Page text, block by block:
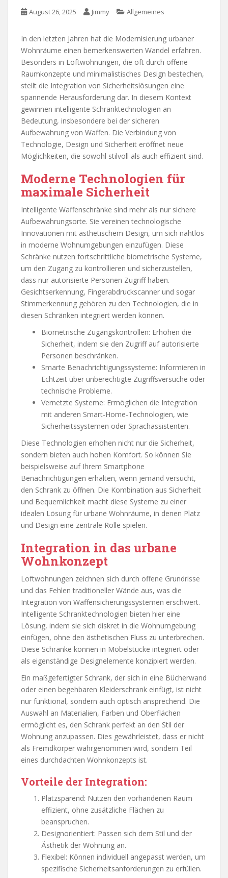
August 26, 2025 Jimmy Allgemeines
In den letzten Jahren hat die Modernisierung urbaner
Wohnräume einen bemerkenswerten Wandel erfahren.
Besonders in Loftwohnungen, die oft durch offene
Raumkonzepte und minimalistisches Design bestechen,
stellt die Integration von Sicherheitslösungen eine
spannende Herausforderung dar. In diesem Kontext
gewinnen intelligente Schranktechnologien an
Bedeutung, insbesondere bei der sicheren
Aufbewahrung von Waffen. Die Verbindung von
Technologie, Design und Sicherheit eröffnet neue
Möglichkeiten, die sowohl stilvoll als auch effizient sind.
Moderne Technologien für
maximale Sicherheit
Intelligente Waffenschränke sind mehr als nur sichere
Aufbewahrungsorte. Sie vereinen technologische
Innovationen mit ästhetischem Design, um sich nahtlos
in moderne Wohnumgebungen einzufügen. Diese
Schränke nutzen fortschrittliche biometrische Systeme,
um den Zugang zu kontrollieren und sicherzustellen,
dass nur autorisierte Personen Zugriff haben.
Gesichtserkennung, Fingerabdruckscanner und sogar
Stimmerkennung gehören zu den Technologien, die in
diesen Schränken integriert werden können.
Biometrische Zugangskontrollen: Erhöhen die
Sicherheit, indem sie den Zugriff auf autorisierte
Personen beschränken.
Smarte Benachrichtigungssysteme: Informieren in
Echtzeit über unberechtigte Zugriffsversuche oder
technische Probleme.
Vernetzte Systeme: Ermöglichen die Integration
mit anderen Smart-Home-Technologien, wie
Sicherheitssystemen oder Sprachassistenten.
Diese Technologien erhöhen nicht nur die Sicherheit,
sondern bieten auch hohen Komfort. So können Sie
beispielsweise auf Ihrem Smartphone
Benachrichtigungen erhalten, wenn jemand versucht,
den Schrank zu öffnen. Die Kombination aus Sicherheit
und Bequemlichkeit macht diese Systeme zu einer
idealen Lösung für urbane Wohnräume, in denen Platz
und Design eine zentrale Rolle spielen.
Integration in das urbane
Wohnkonzept
Loftwohnungen zeichnen sich durch offene Grundrisse
und das Fehlen traditioneller Wände aus, was die
Integration von Waffensicherungssystemen erschwert.
Intelligente Schranktechnologien bieten hier eine
Lösung, indem sie sich diskret in die Wohnumgebung
einfügen, ohne den ästhetischen Fluss zu unterbrechen.
Diese Schränke können in Möbelstücke integriert oder
als eigenständige Designelemente konzipiert werden.
Ein maßgefertigter Schrank, der sich in eine Bücherwand
oder einen begehbaren Kleiderschrank einfügt, ist nicht
nur funktional, sondern auch optisch ansprechend. Die
Auswahl an Materialien, Farben und Oberflächen
ermöglicht es, den Schrank perfekt an den Stil der
Wohnung anzupassen. Dies gewährleistet, dass er nicht
als Fremdkörper wahrgenommen wird, sondern Teil
eines durchdachten Wohnkonzepts ist.
Vorteile der Integration:
Platzsparend: Nutzen den vorhandenen Raum
effizient, ohne zusätzliche Flächen zu
beanspruchen.
Designorientiert: Passen sich dem Stil und der
Ästhetik der Wohnung an.
Flexibel: Können individuell angepasst werden, um
spezifische Sicherheitsanforderungen zu erfüllen.